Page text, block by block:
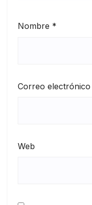
Nombre *
Correo electrónico
Web